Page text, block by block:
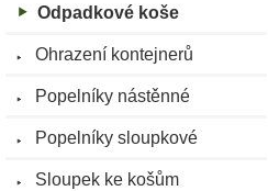
Odpadkové koše
Ohrazení kontejnerů
Popelníky nástěnné
Popelníky sloupkové
Sloupek ke košům